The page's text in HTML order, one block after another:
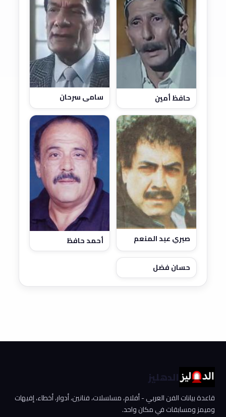
حافظ أمين سامي سرحان
صبري عبد المنعم أحمد حافظ
حسان فضل
الدهليز
قاعدة بيانات الفن العربي - أفلام، مسلسلات، فنانين، أدوار، أخطاء، إفيهات
وميمز ومسابقات في مكان واحد.